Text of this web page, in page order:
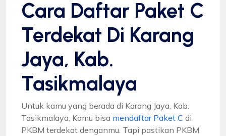
Cara Daftar Paket C
Terdekat Di Karang
Jaya, Kab.
Tasikmalaya
Untuk kamu yang berada di Karang Jaya, Kab.
Tasikmalaya, Kamu bisa mendaftar Paket C di
PKBM terdekat denganmu. Tapi pastikan PKBM